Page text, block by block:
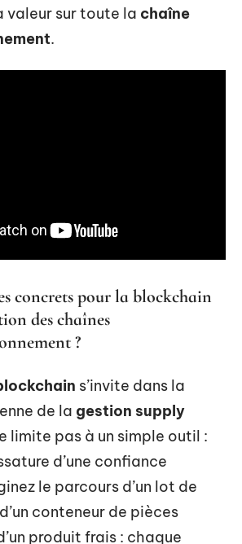
valeur sur toute la chaîne
.
concrets pour la blockchain
des chaînes
?
s’invite dans la
de la gestion supply
limite pas à un simple outil :
d’une confiance
le parcours d’un lot de
conteneur de pièces
produit frais : chaque